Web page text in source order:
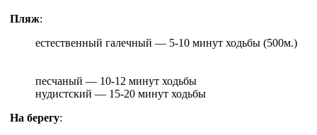
Пляж:
естественный галечный — 5-10 минут ходьбы
песчаный — 10-12 минут ходьбы
нудистский — 15-20 минут ходьбы
На берегу: